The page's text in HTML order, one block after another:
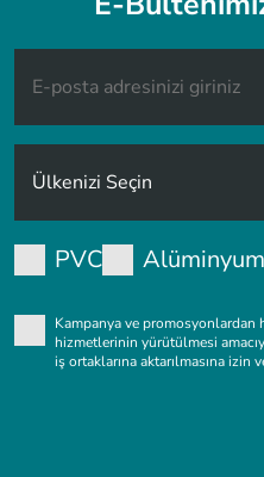
PVC Alüminyum
Kampanya ve
hizmetlerinin yürütülmesi
iş ortaklarına aktarılmasına izin